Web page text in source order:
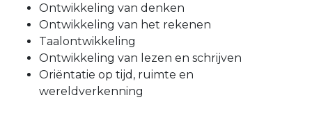
Ontwikkeling van denken
Ontwikkeling van het rekenen
Taalontwikkeling
Ontwikkeling van lezen en schrijven
Oriëntatie op tijd, ruimte en
wereldverkenning